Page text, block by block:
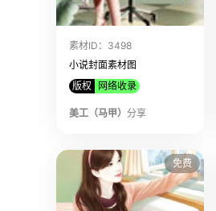
素材ID：3498
小说封面素材图
版权 网络收录
美工（马甲） 分享
免费